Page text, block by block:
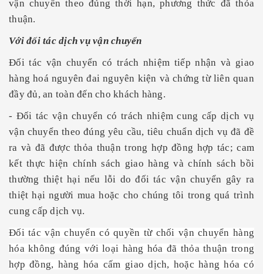
vận chuyển theo đúng thời hạn, phương thức đã thỏa
thuận.
Với đối tác dịch vụ vận chuyển
Đối tác vận chuyển có trách nhiệm tiếp nhận và giao
hàng hoá nguyên đai nguyên kiện và chứng từ liên quan
đầy đủ, an toàn đến cho khách hàng.
- Đối tác vận chuyển có trách nhiệm cung cấp dịch vụ
vận chuyển theo đúng yêu cầu, tiêu chuẩn dịch vụ đã đề
ra và đã được thỏa thuận trong hợp đồng hợp tác; cam
kết thực hiện chính sách giao hàng và chính sách bồi
thường thiệt hại nếu lỗi do đối tác vận chuyển gây ra
thiệt hại người mua hoặc cho chúng tôi trong quá trình
cung cấp dịch vụ.
Đối tác vận chuyển có quyền từ chối vận chuyển hàng
hóa không đúng với loại hàng hóa đã thỏa thuận trong
hợp đồng, hàng hóa cấm giao dịch, hoặc hàng hóa có